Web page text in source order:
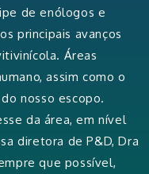
de enólogos e
principais avanços
Áreas
assim como o
nosso escopo.
da área, em nível
diretora de P&D, Dra
que possível,